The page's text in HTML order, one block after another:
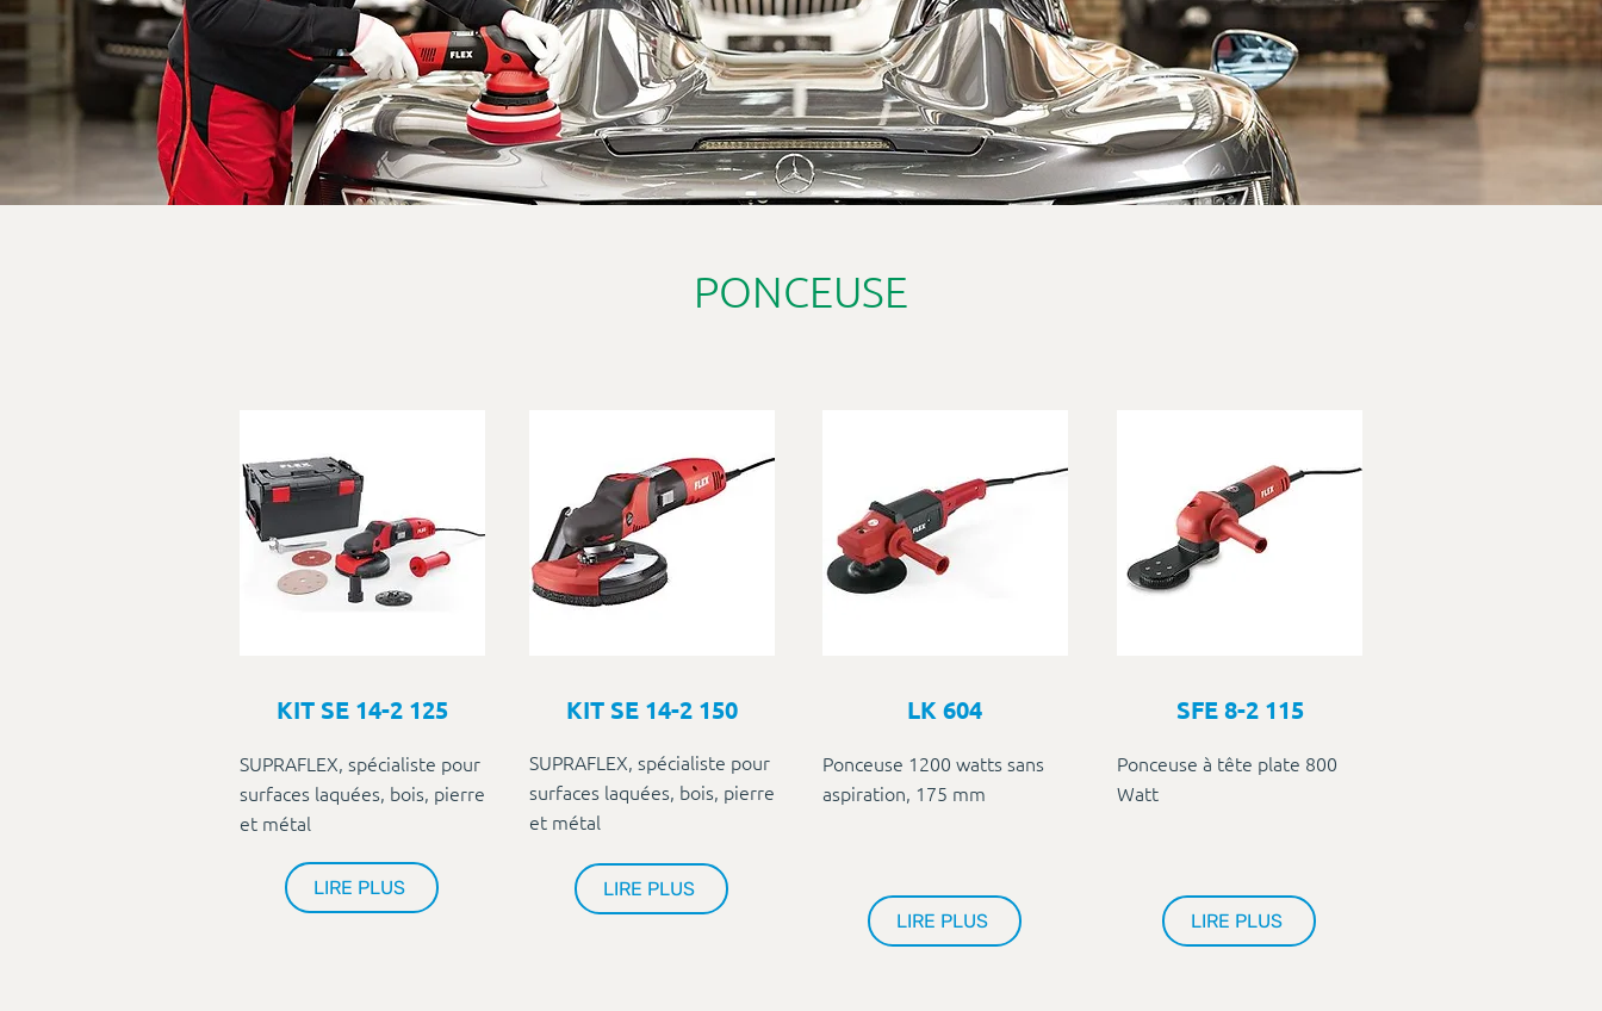
PONCEUSE
KIT SE 14-2 125
SUPRAFLEX, spécialiste pour
surfaces laquées, bois, pierre
et métal
LIRE PLUS
KIT SE 14-2 150
SUPRAFLEX, spécialiste pour
surfaces laquées, bois, pierre
et métal
LIRE PLUS
LK 604
Ponceuse 1200 watts sans
aspiration, 175 mm
LIRE PLUS
SFE 8-2 115
Ponceuse à tête plate 800
Watt
LIRE PLUS